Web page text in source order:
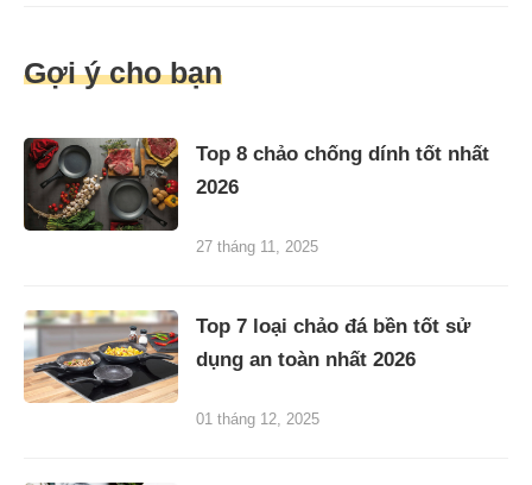
Gợi ý cho bạn
Top 8 chảo chống dính tốt nhất
2026
27 tháng 11, 2025
Top 7 loại chảo đá bền tốt sử
dụng an toàn nhất 2026
01 tháng 12, 2025